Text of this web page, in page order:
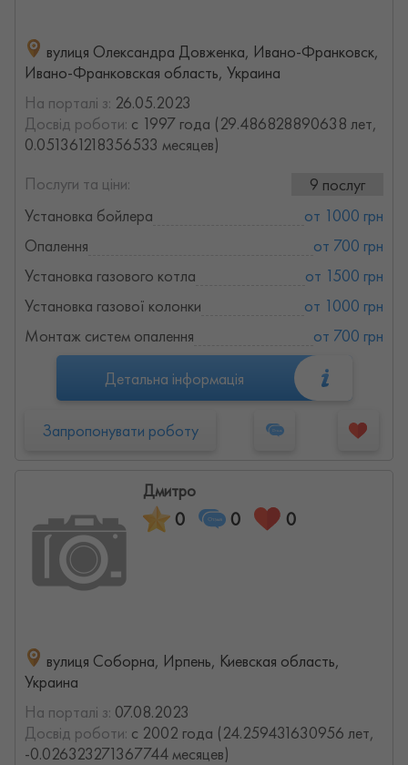
вулиця Олександра Довженка, Ивано-Франковск,
Ивано-Франковская область, Украина
На порталі з: 26.05.2023
Досвід роботи: с 1997 года (29.486828890638 лет,
0.051361218356533 месяцев)
Послуги та ціни:
9 послуг
Установка бойлера
от 1000 грн
Опалення
от 700 грн
Установка газового котла
от 1500 грн
Установка газової колонки
от 1000 грн
Монтаж систем опалення
от 700 грн
Детальна інформація
Запропонувати роботу
Дмитро
0 0 0
вулиця Соборна, Ирпень, Киевская область,
Украина
На порталі з: 07.08.2023
Досвід роботи: с 2002 года (24.259431630956 лет,
-0.026323271367744 месяцев)